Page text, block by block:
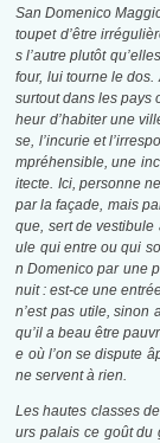
San Domenico
toupet d’être
s l’autre plutôt
four, lui tourne le
surtout dans les pays
heur d’habiter une
se, l’incurie et
mpréhensible, une
itecte. Ici, personne
par la façade, mais
que, sert de vestibule
ule qui entre ou qui
n Domenico par une
nuit : est-ce une
n’est pas utile,sinon
qu’il a beau être
e où l’on se dispute
ne servent à rien.
Les hautes classes
urs palais ce goût du